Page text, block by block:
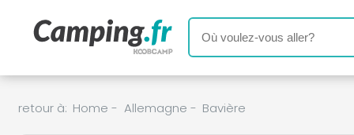
retour à: Home - Allemagne - Bavière